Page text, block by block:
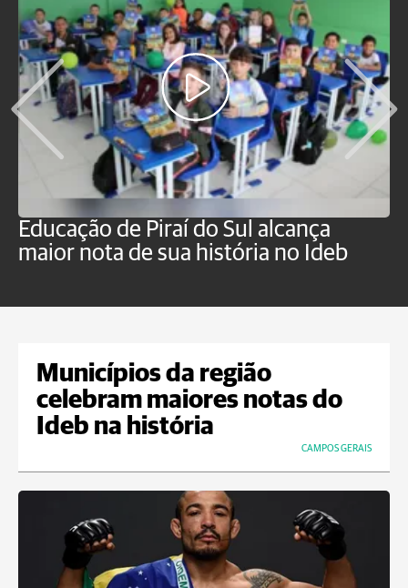
Educação de Piraí do Sul alcança
maior nota de sua história no Ideb
Municípios da região
celebram maiores notas do
Ideb na história
CAMPOS GERAIS